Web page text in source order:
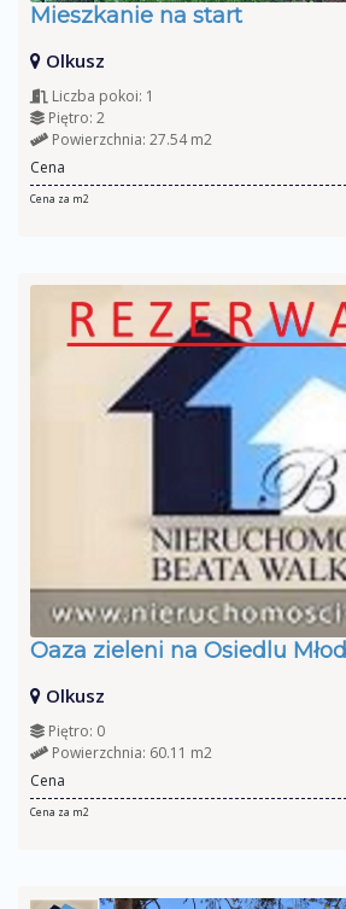
Mieszkanie na start
Olkusz
Liczba pokoi: 1
Piętro: 2
Powierzchnia: 27.54 m2
Cena
Cena za m2
Oaza zieleni na Osiedlu
Olkusz
Piętro: 0
Powierzchnia: 60.11 m2
Cena
Cena za m2